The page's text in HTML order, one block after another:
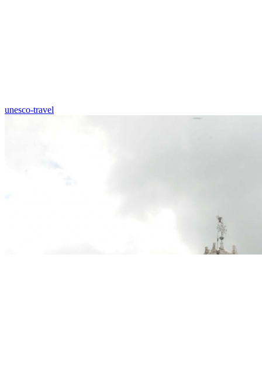
unesco-travel